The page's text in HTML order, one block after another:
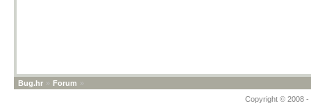
Bug.hr » Forum »
Copyright © 2008 -